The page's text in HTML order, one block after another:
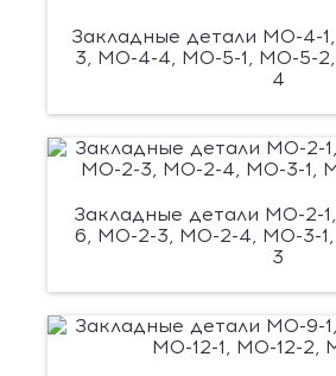
Закладные детали М0-4-
3, М0-4-4, М0-5-1, М0-5-
4
Закладные детали М0-2-
6, М0-2-3, М0-2-4, М0-3-
3